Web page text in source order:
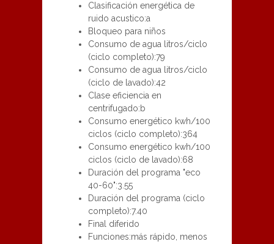
Clasificación energética de
ruido acustico:a
Bloqueo para niños
Consumo de agua litros/ciclo
(ciclo completo):79
Consumo de agua litros/ciclo
(ciclo de lavado):42
Clase eficiencia en
centrifugado:b
Consumo energético kwh/100
ciclos (ciclo completo):364
Consumo energético kwh/100
ciclos (ciclo de lavado):68
Duración del programa "eco
40-60":3.55
Duración del programa (ciclo
completo):7.40
Final diferido
Funciones:más rápido, menos